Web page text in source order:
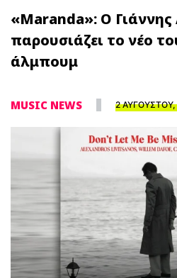
«Maranda»: Ο
παρουσιάζει το νέο
άλμπουμ
MUSIC NEWS 2 ΑΥΓΟΥΣΤΟΥ,